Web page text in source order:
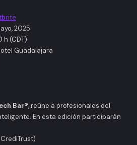
2025
h (CDT)
Guadalajara
Bar®, reúne a profesionales del
En esta edición participarán